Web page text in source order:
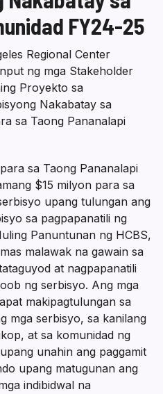
FY24-25
Regional Center
ng mga Stakeholder
Proyekto sa
Nakabatay sa
sa Taong Pananalapi
sa Taong Pananalapi
$15 milyon para sa
upang tulungan ang
sa pagpapanatili ng
Panuntunan ng HCBS,
malawak na gawain sa
at nagpapanatili
ng serbisyo. Ang mga
makipagtulungan sa
mga serbisyo, sa kanilang
at sa komunidad ng
unahin ang paggamit
upang matugunan ang
indibidwal na